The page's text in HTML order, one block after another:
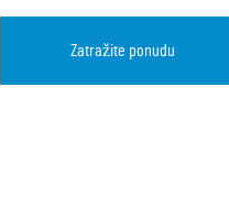
Zatražite ponudu